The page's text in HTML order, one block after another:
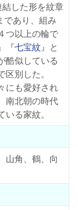
した形を紋章
であり、組み
つ以上の輪で
『七宝紋』と
酷似している
別した。
にも愛好され
南北朝の時代
る家紋。
山角、鶴、向